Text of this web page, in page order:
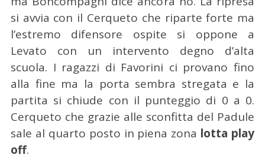
si avvia con il Cerqueto che riparte forte ma
l’estremo difensore ospite si oppone a
Levato con un intervento degno d’alta
scuola. I ragazzi di Favorini ci provano fino
alla fine ma la porta sembra stregata e la
partita si chiude con il punteggio di 0 a 0.
Cerqueto che grazie alle sconfitta del Padule
sale al quarto posto in piena zona lotta play
off.